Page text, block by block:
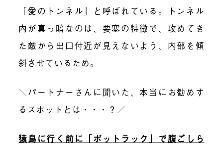
「愛のトンネル」と呼ばれている。トンネル
内が真っ暗なのは、要塞の特徴で、攻めてき
た敵から出口付近が見えないよう、内部を傾
斜させているため。
＼パートナーさんに聞いた、本当にお勧めす
るスポットとは・・・？／
猿島に行く前に「ポットラック」で腹ごしら